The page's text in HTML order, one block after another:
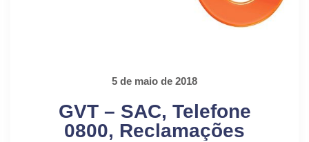
5 de maio de 2018
GVT – SAC, Telefone
0800, Reclamações